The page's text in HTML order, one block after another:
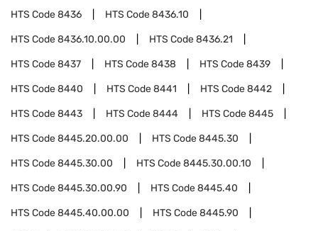
HTS Code8436 HTS Code8436.10
HTS Code8436.10.00.00 HTS Code8436.21
HTS Code8437 HTS Code8438 HTS Code8439
HTS Code8440 HTS Code8441 HTS Code8442
HTS Code8443 HTS Code8444 HTS Code8445
HTS Code8445.20.00.00 HTS Code8445.30
HTS Code8445.30.00 HTS Code8445.30.00.10
HTS Code8445.30.00.90 HTS Code8445.40
HTS Code8445.40.00.00 HTS Code8445.90